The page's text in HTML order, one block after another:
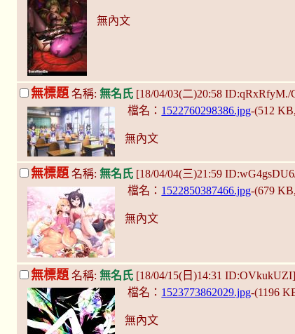
無內文
無標題 名稱: 無名氏 [18/04/03(二)20:58 ID:qRxRfyM./
檔名： 1522760298386.jpg-(512
無內文
無標題名稱: 無名氏 [18/04/04(三)21:59
檔名： 1522850387466.jpg-(679
無內文
無標題 名稱: 無名氏 [18/04/15(日)14:31 ID:OVkukUZI]
檔名： 1523773862029.jpg-(1196
無內文